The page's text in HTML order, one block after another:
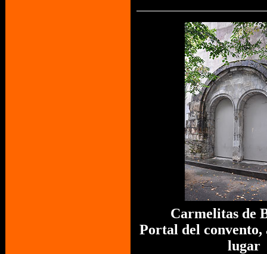
Carmelitas de
Portal del convento,
lugar